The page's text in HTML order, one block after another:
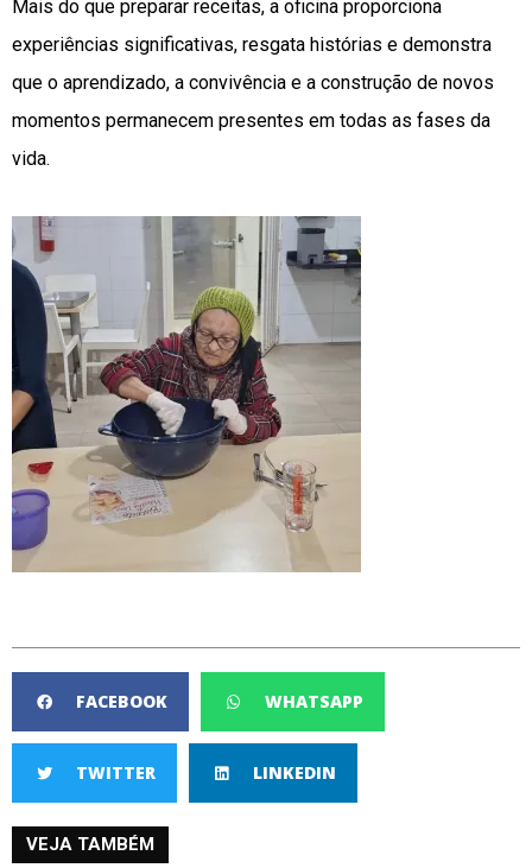
Mais do que preparar receitas, a oficina proporciona
experiências significativas, resgata histórias e demonstra
que o aprendizado, a convivência e a construção de novos
momentos permanecem presentes em todas as fases da
vida.
FACEBOOK WHATSAPP
TWITTER LINKEDIN
VEJA TAMBÉM